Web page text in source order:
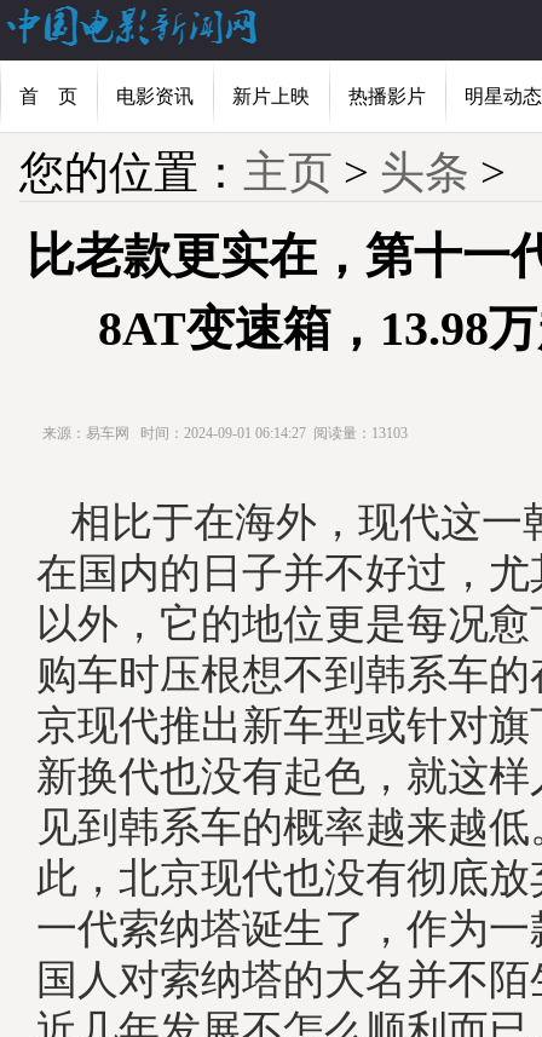
首 页 电影资讯 新片上映 热播影片 明星动态
您的位置： 主页 > 头条 >
比老款更实在，第十一
8AT变速箱，13.98
来源：易车网 时间：2024-09-01 06:14:27 阅读量：13103
相比于在海外，现代这一
在国内的日子并不好过，
以外，它的地位更是每况
购车时压根想不到韩系车
京现代推出新车型或针对
新换代也没有起色，就这
见到韩系车的概率越来越
此，北京现代也没有彻底
一代索纳塔诞生了，作为
国人对索纳塔的大名并不